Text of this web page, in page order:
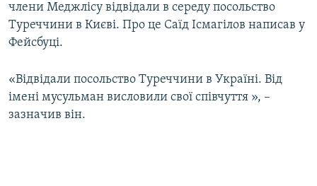
Усі сайти RFE/RL
члени Меджлісу відвідали в середу посольство
Туреччини в Києві. Про це Саїд Ісмагілов написав у
Фейсбуці.
«Відвідали посольство Туреччини в Україні. Від
імені мусульман висловили свої співчуття », –
зазначив він.